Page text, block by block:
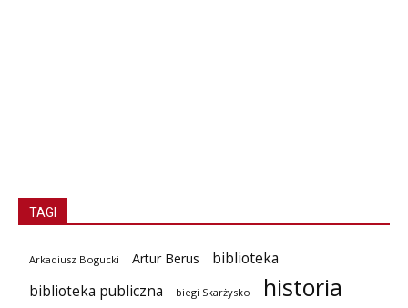
TAGI
Arkadiusz Bogucki Artur Berus
biblioteka
biblioteka publiczna
biegi Skarżysko historia